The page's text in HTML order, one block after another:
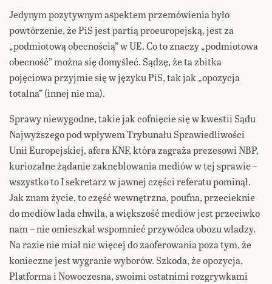
Jedynym pozytywnym aspektem przemówienia było
powtórzenie, że PiS jest partią proeuropejską, jest za
„podmiotową obecnością” w UE. Co to znaczy „podmiotowa
obecność” można się domyśleć. Sądzę, że ta zbitka
pojęciowa przyjmie się w języku PiS, tak jak „opozycja
totalna” (innej nie ma).
Sprawy niewygodne, takie jak cofnięcie się w kwestii Sądu
Najwyższego pod wpływem Trybunału Sprawiedliwości
Unii Europejskiej, afera KNF, która zagraża prezesowi NBP,
kuriozalne żądanie zakneblowania mediów w tej sprawie –
wszystko to I sekretarz w jawnej części referatu pominął.
Jak znam życie, to część wewnętrzna, poufna, przecieknie
do mediów lada chwila, a większość mediów jest przeciwko
nam – nie omieszkał wspomnieć przywódca obozu władzy.
Na razie nie miał nic więcej do zaoferowania poza tym, że
konieczne jest wygranie wyborów. Szkoda, że opozycja,
Platforma i Nowoczesna, swoimi ostatnimi rozgrywkami